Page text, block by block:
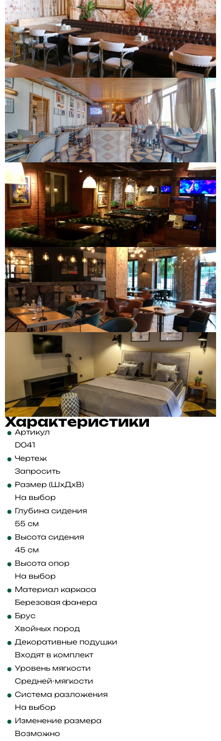
Характеристики
Артикул
D041
Чертеж
Запросить
Размер (ШхДхВ)
На выбор
Глубина сидения
55 см
Высота сидения
45 см
Высота опор
На выбор
Материал каркаса
Березовая фанера
Брус
Хвойных пород
Декоративные подушки
Входят в комплект
Уровень мягкости
Средней-мягкости
Система разложения
На выбор
Изменение размера
Возможно